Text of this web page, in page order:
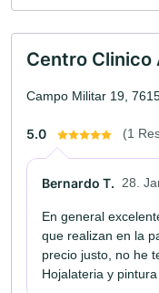
Centro
Campo Militar 19,
5.0 (1
Bernardo T. 28.
En general
que realizan en la
precio justo, no he
Hojalateria y pintura